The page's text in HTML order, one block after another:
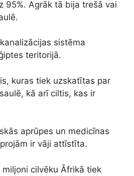
95%. Agrāk tā bija trešā vai
sistēma
teritorijā.
kuras tiek uzskatītas par
kā arī ciltis, kas ir
aprūpes un medicīnas
ir vāji attīstīta.
cilvēku Āfrikā tiek